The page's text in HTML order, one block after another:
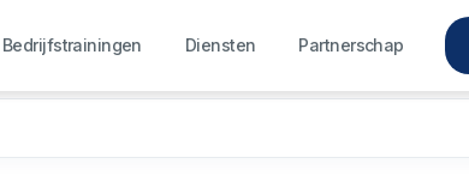
Bedrijfstrainingen Diensten Partnerschap